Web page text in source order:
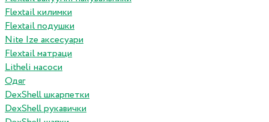
Flextail килимки
Flextail подушки
Nite Ize аксесуари
Flextail матраци
Litheli насоси
Одяг
DexShell шкарпетки
DexShell рукавички